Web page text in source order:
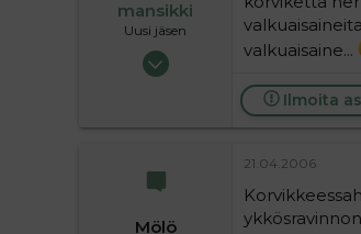
mansikki
Uusi jäsen
11.05.2005
valkuaisaine...
Ilmoita
Mölö
21.04.2006